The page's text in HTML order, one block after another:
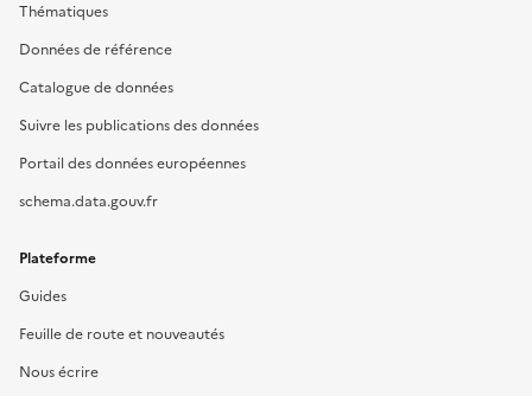
Thématiques
Données de référence
Catalogue de données
Suivre les publications des données
Portail des données européennes
schema.data.gouv.fr
Plateforme
Guides
Feuille de route et nouveautés
Nous écrire